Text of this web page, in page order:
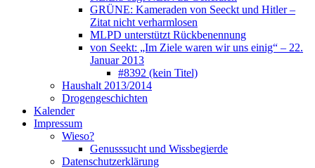
GRÜNE: Kameraden von Seeckt und Hitler –
Zitat nicht verharmlosen
MLPD unterstützt Rückbenennung
von Seekt: „Im Ziele waren wir uns einig“ – 22.
Januar 2013
#8392 (kein Titel)
Haushalt 2013/2014
Drogengeschichten
Kalender
Impressum
Wieso?
Genusssucht und Wissbegierde
Datenschutzerklärung